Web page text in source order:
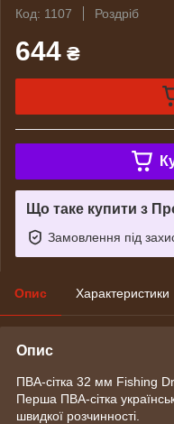
Код: 1107
Роздріб
644 ₴
Що таке купити з
Замовлення під
Опис Характеристики
Опис
ПВА-сітка 32 мм Fishing
Перша ПВА-сітка
швидкої розчинності.